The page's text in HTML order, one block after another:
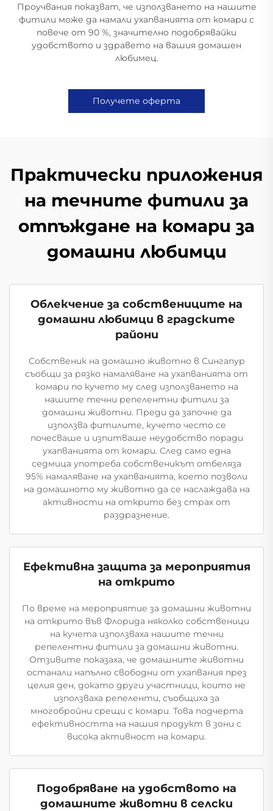
Проучвания показват, че използването на нашите
фитили може да намали ухапванията от комари с
повече от 90 %, значително подобрявайки
удобството и здравето на вашия домашен
любимец.
Получете оферта
Практически приложения
на течните фитили за
отпъждане на комари за
домашни любимци
Облекчение за собствениците на
домашни любимци в градските
райони
Собственик на домашно животно в Сингапур
съобщи за рязко намаляване на ухапванията от
комари по кучето му след използването на
нашите течни репелентни фитили за
домашни животни. Преди да започне да
използва фитилите, кучето често се
почесваше и изпитваше неудобство поради
ухапванията от комари. След само една
седмица употреба собственикът отбеляза
95% намаляване на ухапванията, което позволи
на домашното му животно да се наслаждава на
активности на открито без страх от
раздразнение.
Ефективна защита за мероприятия
на открито
По време на мероприятие за домашни животни
на открито във Флорида няколко собственици
на кучета използваха нашите течни
репелентни фитили за домашни животни.
Отзивите показаха, че домашните животни
останали напълно свободни от ухапвания през
целия ден, докато други участници, които не
използваха репеленти, съобщиха за
многобройни срещи с комари. Това подчерта
ефективността на нашия продукт в зони с
висока активност на комари.
Подобряване на удобството на
домашните животни в селски